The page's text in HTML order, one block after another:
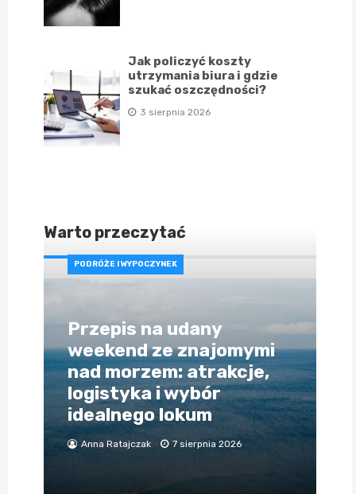
Jak policzyć koszty
utrzymania biura i gdzie
szukać oszczędności?
3 sierpnia 2026
Warto przeczytać
PODRÓŻE I WYPOCZYNEK
Przepis na udany
weekend ze znajomymi
nad morzem: atrakcje,
logistyka i wybór
idealnego lokum
Anna Ratajczak 7 sierpnia 2026